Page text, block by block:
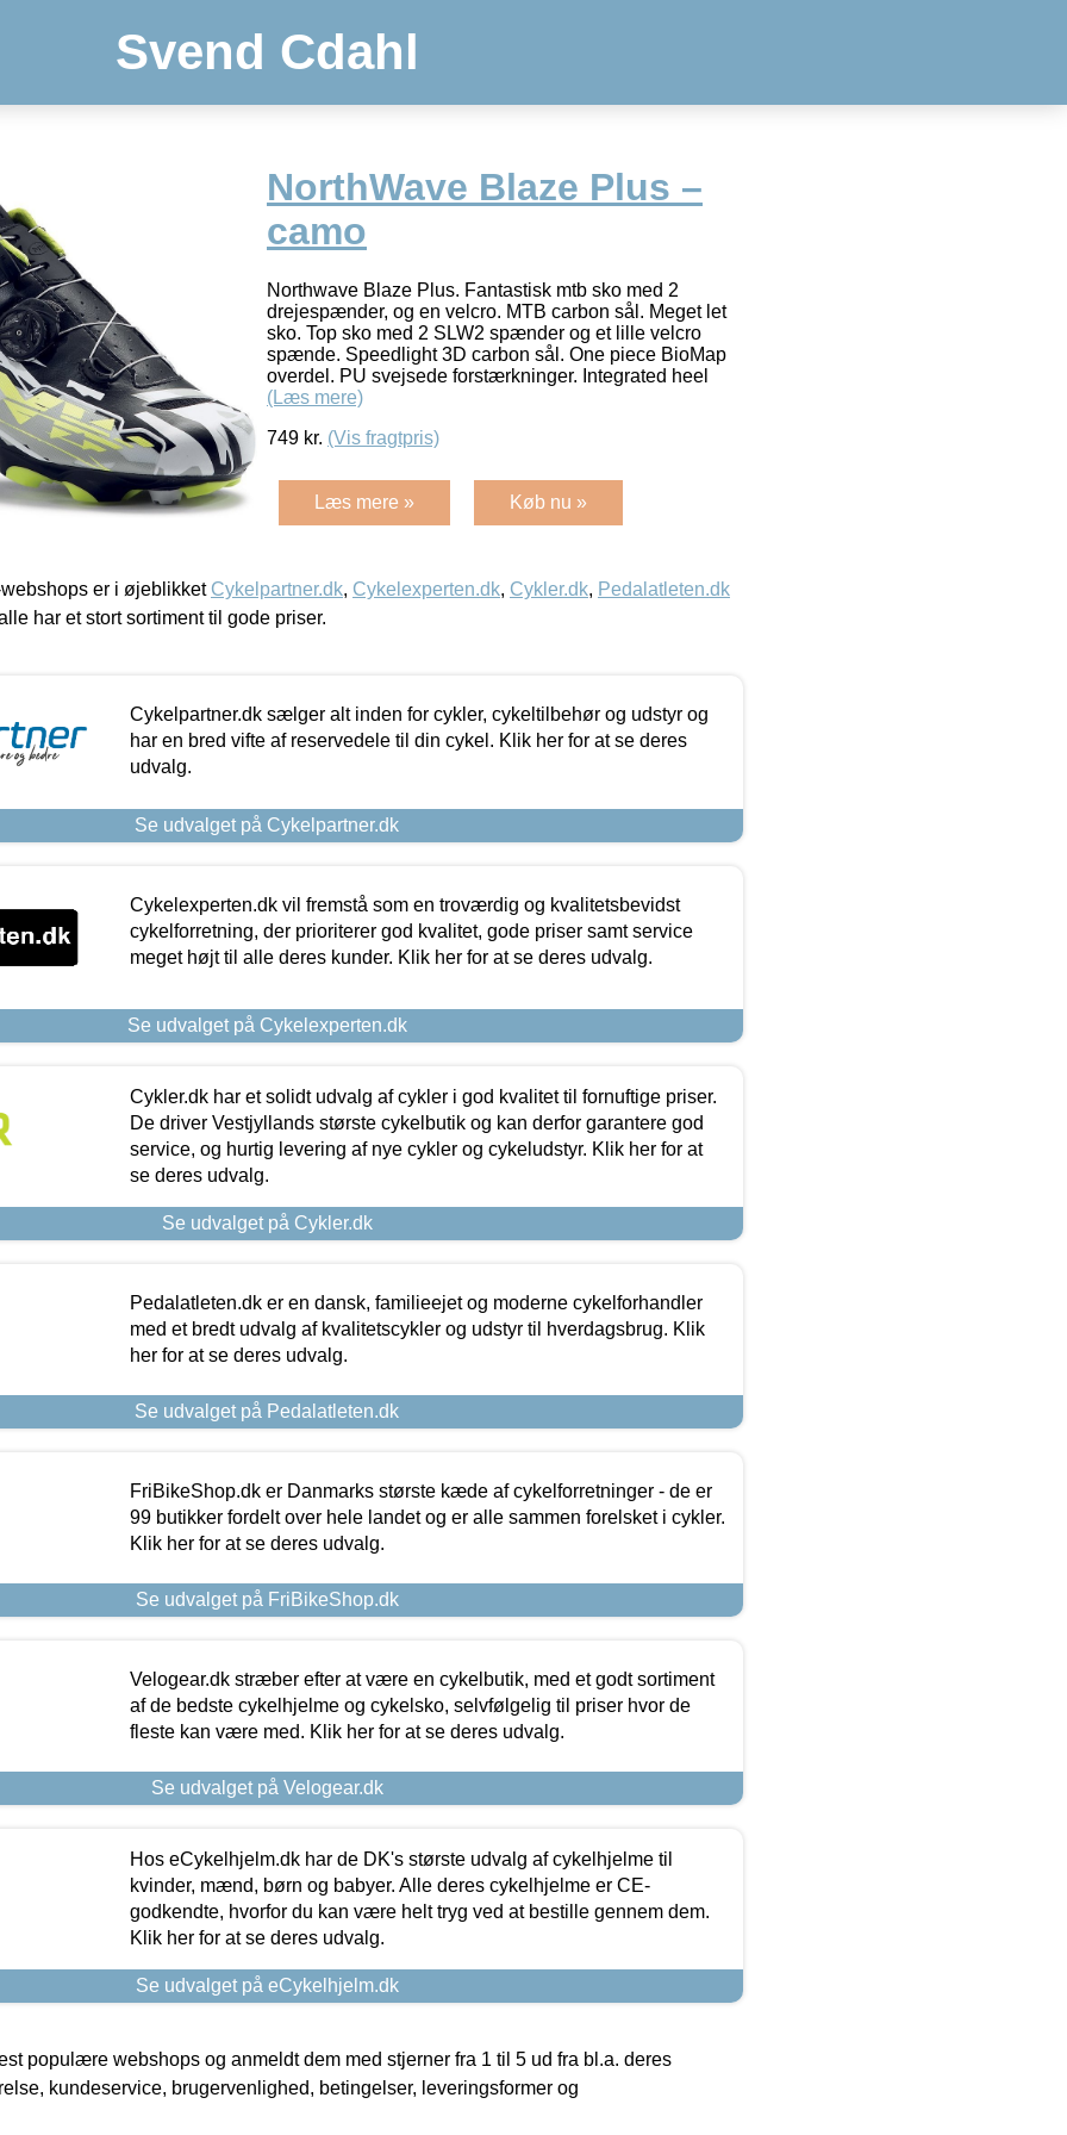
Svend Cdahl
NorthWave Blaze Plus –
camo
Northwave Blaze Plus. Fantastisk mtb sko med 2
drejespænder, og en velcro. MTB carbon sål. Meget let
sko. Top sko med 2 SLW2 spænder og et lille velcro
spænde. Speedlight 3D carbon sål. One piece BioMap
overdel. PU svejsede forstærkninger. Integrated heel
(Læs mere)
749 kr. (Vis fragtpris)
Læs mere » Køb nu »
er i øjeblikket Cykelpartner.dk, Cykelexperten.dk, Cykler.dk, Pedalatleten.dk
har et stort sortiment til gode priser.
Cykelpartner.dk sælger alt inden for cykler, cykeltilbehør og udstyr og
har en bred vifte af reservedele til din cykel. Klik her for at se deres
udvalg.
Se udvalget på Cykelpartner.dk
Cykelexperten.dk vil fremstå som en troværdig og kvalitetsbevidst
cykelforretning, der prioriterer god kvalitet, gode priser samt service
meget højt til alle deres kunder. Klik her for at se deres udvalg.
Se udvalget på Cykelexperten.dk
Cykler.dk har et solidt udvalg af cykler i god kvalitet til fornuftige priser.
De driver Vestjyllands største cykelbutik og kan derfor garantere god
service, og hurtig levering af nye cykler og cykeludstyr. Klik her for at
se deres udvalg.
Se udvalget på Cykler.dk
Pedalatleten.dk er en dansk, familieejet og moderne cykelforhandler
med et bredt udvalg af kvalitetscykler og udstyr til hverdagsbrug. Klik
her for at se deres udvalg.
Se udvalget på Pedalatleten.dk
FriBikeShop.dk er Danmarks største kæde af cykelforretninger - de er
99 butikker fordelt over hele landet og er alle sammen forelsket i cykler.
Klik her for at se deres udvalg.
Se udvalget på FriBikeShop.dk
Velogear.dk stræber efter at være en cykelbutik, med et godt sortiment
af de bedste cykelhjelme og cykelsko, selvfølgelig til priser hvor de
fleste kan være med. Klik her for at se deres udvalg.
Se udvalget på Velogear.dk
Hos eCykelhjelm.dk har de DK's største udvalg af cykelhjelme til
kvinder, mænd, børn og babyer. Alle deres cykelhjelme er CE-
godkendte, hvorfor du kan være helt tryg ved at bestille gennem dem.
Klik her for at se deres udvalg.
Se udvalget på eCykelhjelm.dk
populære webshops og anmeldt dem med stjerner fra 1 til 5 ud fra bl.a. deres
kundeservice, brugervenlighed, betingelser, leveringsformer og